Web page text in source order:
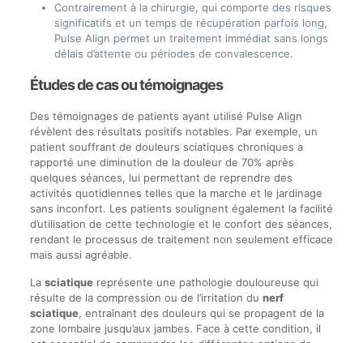
Contrairement à la chirurgie, qui comporte des risques
significatifs et un temps de récupération parfois long,
Pulse Align permet un traitement immédiat sans longs
délais d’attente ou périodes de convalescence.
Études de cas ou témoignages
Des témoignages de patients ayant utilisé Pulse Align
révèlent des résultats positifs notables. Par exemple, un
patient souffrant de douleurs sciatiques chroniques a
rapporté une diminution de la douleur de 70% après
quelques séances, lui permettant de reprendre des
activités quotidiennes telles que la marche et le jardinage
sans inconfort. Les patients soulignent également la facilité
d’utilisation de cette technologie et le confort des séances,
rendant le processus de traitement non seulement efficace
mais aussi agréable.
La sciatiquereprésente une pathologie douloureuse qui
résulte de la compression ou de l’irritation du nerf
sciatique, entraînant des douleurs qui se propagent de la
zone lombaire jusqu’aux jambes. Face à cette condition, il